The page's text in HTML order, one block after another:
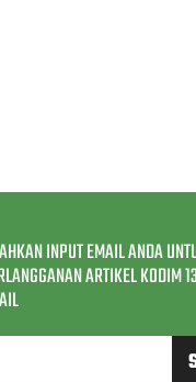
INPUT EMAIL ANDA
ARTIKEL KODIM